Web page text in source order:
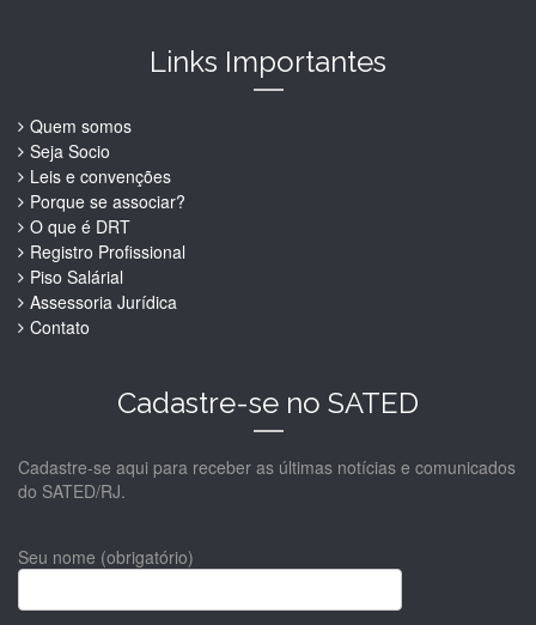
Links Importantes
Quem somos
Seja Socio
Leis e convenções
Porque se associar?
O que é DRT
Registro Profissional
Piso Salárial
Assessoria Jurídica
Contato
Cadastre-se no SATED
Cadastre-se aqui para receber as últimas notícias e comunicados
do SATED/RJ.
Seu nome (obrigatório)